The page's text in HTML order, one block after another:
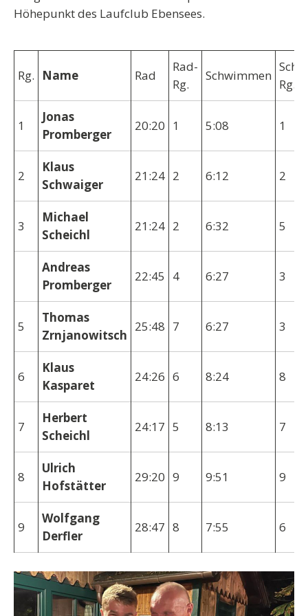
Höhepunkt des Laufclub Ebensees.
Rg. Name Rad
Rad-
Rg.
Schwimmen
Rg.
1
Jonas
Promberger
20:20 1 5:08 1
2
Klaus
Schwaiger
21:24 2 6:12 2
3
Michael
Scheichl
21:24 2 6:32 5
Andreas
Promberger
22:45 4 6:27 3
5
Thomas
Zrnjanowitsch
25:48 7 6:27 3
6
Klaus
Kasparet
24:26 6 8:24 8
7
Herbert
Scheichl
24:17 5 8:13 7
8
Ulrich
Hofstätter
29:20 9 9:51 9
9
Wolfgang
Derfler
28:47 8 7:55 6